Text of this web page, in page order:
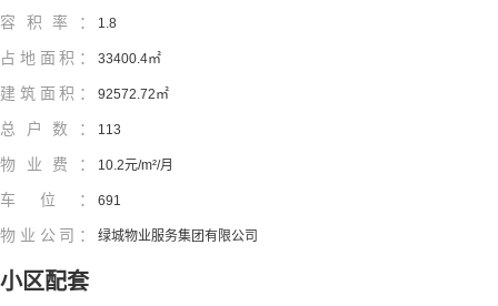
容积率： 1.8
占地面积： 33400.4㎡
建筑面积： 92572.72㎡
总户数： 113
物业费： 10.2元/m²/月
车位： 691
物业公司： 绿城物业服务集团有限公司
小区配套